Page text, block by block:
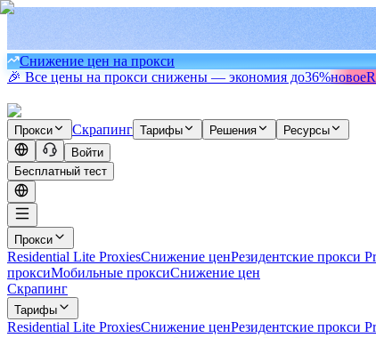
Снижение цен на прокси
🎉 Все цены на прокси снижены — экономия до36%новое
Прокси Скрапинг Тарифы Решения
Ресурсы
Войти
Бесплатный тест
Прокси
Residential Lite ProxiesСнижение ценРезидентские прокси
проксиМобильные проксиСнижение цен
Скрапинг
Тарифы
Residential Lite ProxiesСнижение ценРезидентские прокси